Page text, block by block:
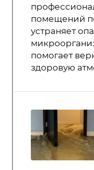
помещений
устраняет
помогает
здоровую